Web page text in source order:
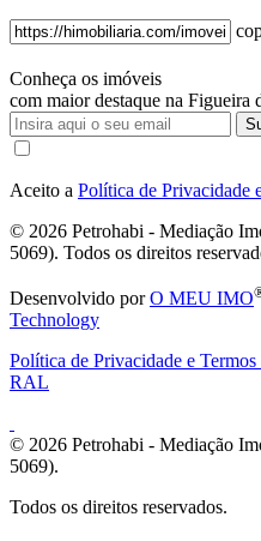
Conheça os imóveis
com maior destaque na Figueira
Aceito a Política de Privacidade
© 2026 Petrohabi - Mediação
5069). Todos os direitos
Desenvolvido porO MEU IMO
Technology
Política de Privacidade e Termos
RAL
© 2026 Petrohabi - Mediação
5069).
Todos os direitos reservados.